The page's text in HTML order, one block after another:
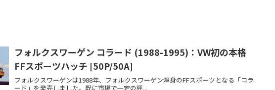
フォルクスワーゲン コラード (1988-1995)：VW初の本格
FFスポーツハッチ [50P/50A]
フォルクスワーゲンは1988年、フォルクスワーゲン渾身のFFスポーツとなる「コラ
ード」を発売しました。既に市場で一定の評...